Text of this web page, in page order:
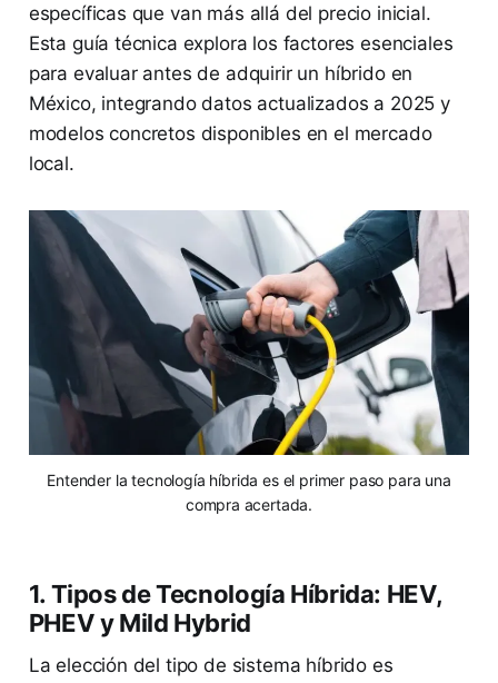
específicas que van más allá del precio inicial.
Esta guía técnica explora los factores esenciales
para evaluar antes de adquirir un híbrido en
México, integrando datos actualizados a 2025 y
modelos concretos disponibles en el mercado
local.
Entender la tecnología híbrida es el primer paso para una
compra acertada.
1. Tipos de Tecnología Híbrida: HEV,
PHEV y Mild Hybrid
La elección del tipo de sistema híbrido es